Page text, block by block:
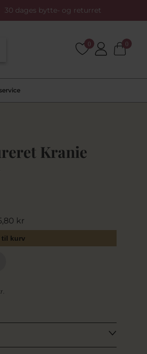
30 dages bytte- og returret
0 0
Kranie
kr
kurv